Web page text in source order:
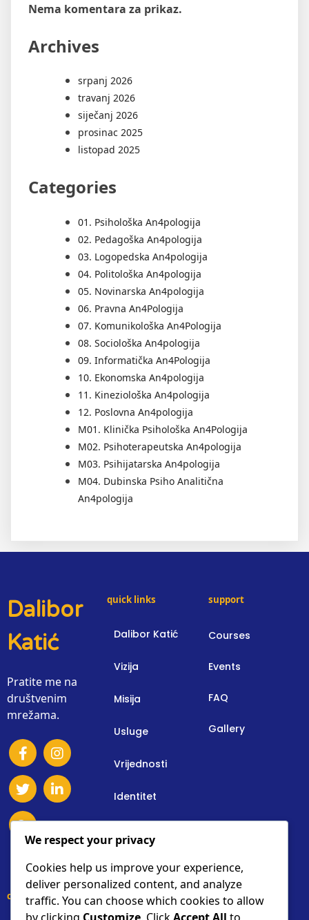
Nema komentara za prikaz.
Archives
srpanj 2026
travanj 2026
siječanj 2026
prosinac 2025
listopad 2025
Categories
01. Psihološka An4pologija
02. Pedagoška An4pologija
03. Logopedska An4pologija
04. Politološka An4pologija
05. Novinarska An4pologija
06. Pravna An4Pologija
07. Komunikološka An4Pologija
08. Sociološka An4pologija
09. Informatička An4Pologija
10. Ekonomska An4pologija
11. Kineziološka An4pologija
12. Poslovna An4pologija
M01. Klinička Psihološka An4Pologija
M02. Psihoterapeutska An4pologija
M03. Psihijatarska An4pologija
M04. Dubinska Psiho Analitična
An4pologija
Dalibor
Katić
Pratite me na
društvenim
mrežama.
quick links
Dalibor Katić
Vizija
Misija
Usluge
Vrijednosti
Identitet
support
Courses
Events
FAQ
Gallery
contact details
We respect your privacy
Cookies help us improve your experience,
deliver personalized content, and analyze
traffic. You can choose which cookies to allow